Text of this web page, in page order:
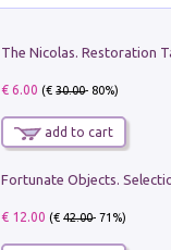
€ 6.00 (€30.00- 80%)
add to cart
€ 12.00 (€42.00- 71%)